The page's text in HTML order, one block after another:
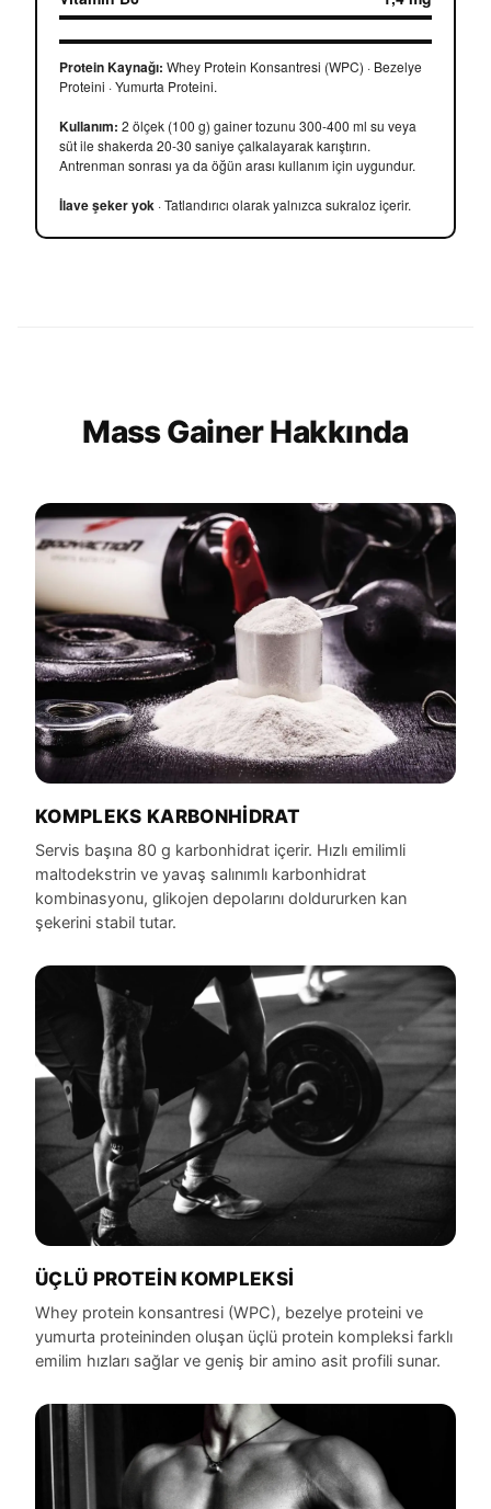
Protein Kaynağı: Whey Protein Konsantresi (WPC) · Bezelye
Proteini · Yumurta Proteini.
Kullanım: 2 ölçek (100 g) gainer tozunu 300-400 ml su veya
süt ile shakerda 20-30 saniye çalkalayarak karıştırın.
Antrenman sonrası ya da öğün arası kullanım için uygundur.
İlave şeker yok · Tatlandırıcı olarak yalnızca sukraloz içerir.
Mass Gainer Hakkında
KOMPLEKS KARBONHIDRAT
Servis başına 80 g karbonhidrat içerir. Hızlı emilimli
maltodekstrin ve yavaş salınımlı karbonhidrat
kombinasyonu, glikojen depolarını doldururken kan
şekerini stabil tutar.
ÜÇLÜ PROTEIN KOMPLEKSI
Whey protein konsantresi (WPC), bezelye proteini ve
yumurta proteininden oluşan üçlü protein kompleksi farklı
emilim hızları sağlar ve geniş bir amino asit profili sunar.